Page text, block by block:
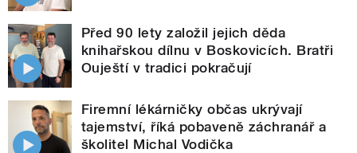
Před 90 lety založil jejich děda
knihařskou dílnu v Boskovicích. Bratři
Ouještí v tradici pokračují
Firemní lékárničky občas ukrývají
tajemství, říká pobaveně záchranář a
školitel Michal Vodička